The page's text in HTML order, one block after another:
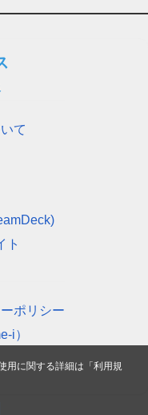
て
ト
ポリシー
i）
用に関する詳細は「利用規